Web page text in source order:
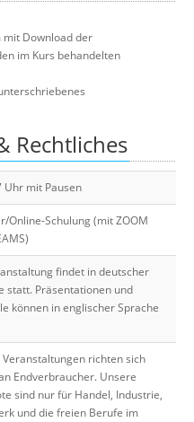
mit Download der
im Kurs behandelten
Rechtliches
Uhr mit Pausen
Online-Schulung (mit ZOOM
findet in deutscher
statt. Präsentationen und
können in englischer Sprache
Veranstaltungen richten sich
Endverbraucher. Unsere
sind nur für Handel, Industrie,
und die freien Berufe im